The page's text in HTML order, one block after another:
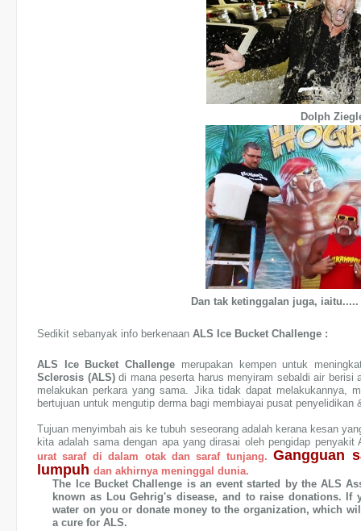
Dolph
Dan tak ketinggalan juga,
Sedikit sebanyak info berkenaan ALS Ice Bucket Challenge :
ALS Ice Bucket Challenge merupakan kempen untuk
Sclerosis (ALS)di mana peserta harus menyiram sebaldi air berisi
melakukan perkara yang sama. Jika tidak dapat melakukannya,
bertujuan untuk mengutip derma bagi membiayai pusat
Tujuan menyimbah ais ke tubuh seseorang adalah kerana kesan
kita adalah sama dengan apa yang dirasai oleh pengidap
urat saraf di dalam otak dan saraf tunjang.Gangguan
lumpuh dan akhirnya meninggal dunia.
The Ice Bucket Challenge is an event started by the ALS
known as Lou Gehrig's disease, and to raise donations.
water on you or donate money to the organization, which
a cure for ALS.